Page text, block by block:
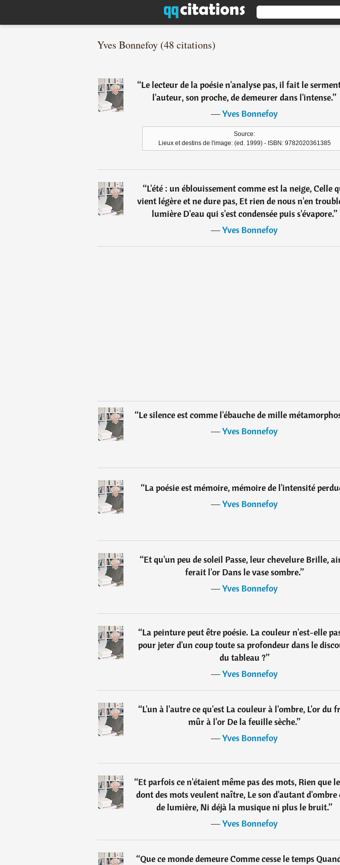
Yves Bonnefoy (48 citations)
“Le lecteur de la poésie n'analyse pas, il fait le
l'auteur, son proche, de demeurer dans l'intense.”
―Yves Bonnefoy
Source:
Lieux et destins de l'image: (ed. 1999) - ISBN: 9782020361385
“L'été : un éblouissement comme est la neige, Celle
vient légère et ne dure pas, Et rien de nous n'en
lumière D'eau qui s'est condensée puis s'évapore.”
―Yves Bonnefoy
“Le silence est comme l'ébauche de mille
―Yves Bonnefoy
“La poésie est mémoire, mémoire de l'intensité
―Yves Bonnefoy
“Et qu'un peu de soleil Passe, leur chevelure Brille,
ferait l'or Dans le vase sombre.”
―Yves Bonnefoy
“La peinture peut être poésie. La couleur n'est-elle
pour jeter d'un coup toute sa profondeur dans le
du tableau ?”
―Yves Bonnefoy
“L'un à l'autre ce qu'est La couleur à l'ombre, L'or du
mûr à l'or De la feuille sèche.”
―Yves Bonnefoy
“Et parfois ce n'étaient même pas des mots, Rien que
dont des mots veulent naître, Le son d'autant d'ombre
de lumière, Ni déjà la musique ni plus le bruit.”
―Yves Bonnefoy
“Que ce monde demeure Comme cesse le temps